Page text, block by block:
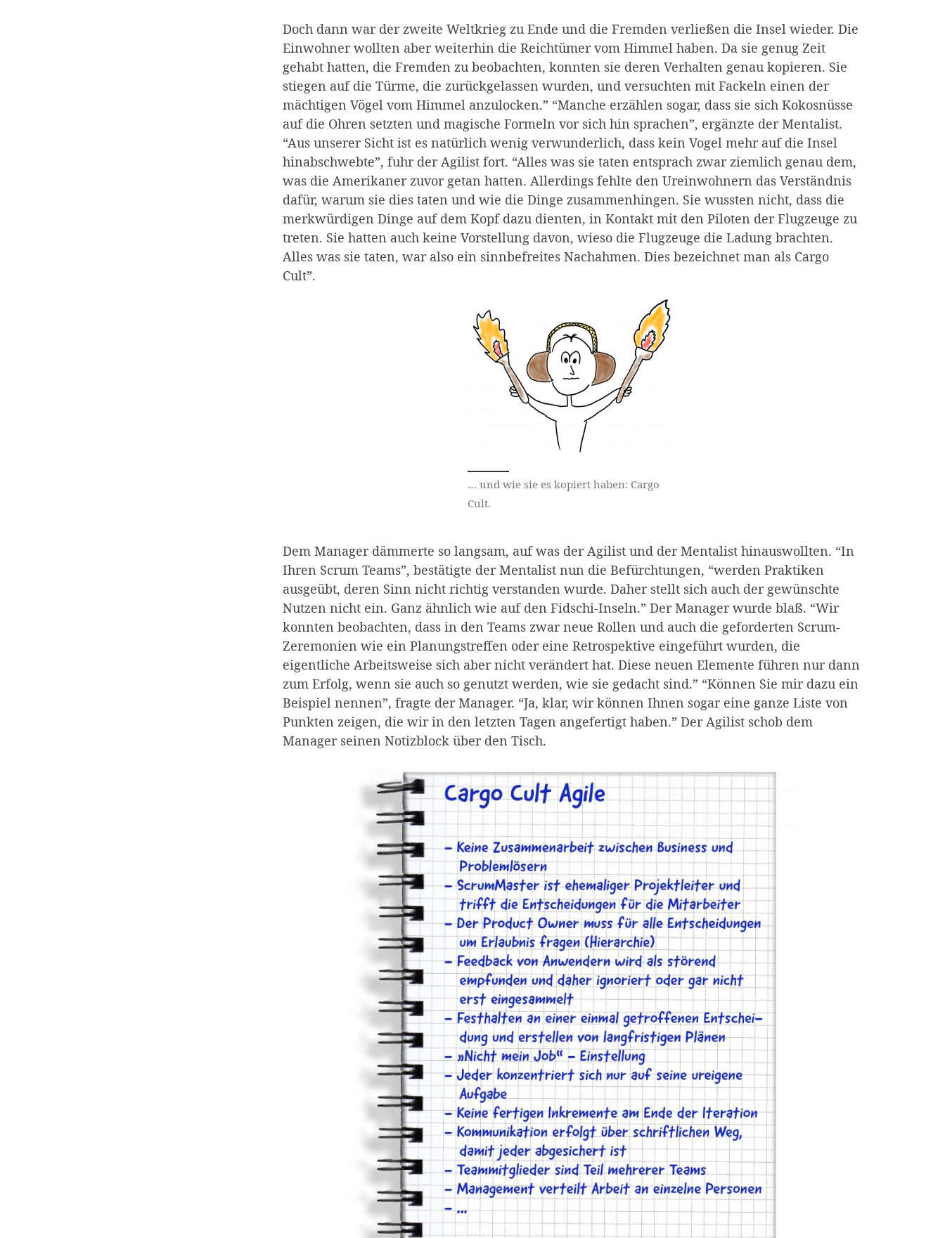
Doch dann war der zweite Weltkrieg zu Ende und die Fremden verließen die Insel wieder. Die
Einwohner wollten aber weiterhin die Reichtümer vom Himmel haben. Da sie genug Zeit
gehabt hatten, die Fremden zu beobachten, konnten sie deren Verhalten genau kopieren. Sie
stiegen auf die Türme, die zurückgelassen wurden, und versuchten mit Fackeln einen der
mächtigen Vögel vom Himmel anzulocken.” “Manche erzählen sogar, dass sie sich Kokosnüsse
auf die Ohren setzten und magische Formeln vor sich hin sprachen”, ergänzte der Mentalist.
“Aus unserer Sicht ist es natürlich wenig verwunderlich, dass kein Vogel mehr auf die Insel
hinabschwebte”, fuhr der Agilist fort. “Alles was sie taten entsprach zwar ziemlich genau dem,
was die Amerikaner zuvor getan hatten. Allerdings fehlte den Ureinwohnern das Verständnis
dafür, warum sie dies taten und wie die Dinge zusammenhingen. Sie wussten nicht, dass die
merkwürdigen Dinge auf dem Kopf dazu dienten, in Kontakt mit den Piloten der Flugzeuge zu
treten. Sie hatten auch keine Vorstellung davon, wieso die Flugzeuge die Ladung brachten.
Alles was sie taten, war also ein sinnbefreites Nachahmen. Dies bezeichnet man als Cargo
Cult”.
… und wie sie es kopiert haben: Cargo
Cult.
Dem Manager dämmerte so langsam, auf was der Agilist und der Mentalist hinauswollten. “In
Ihren Scrum Teams”, bestätigte der Mentalist nun die Befürchtungen, “werden Praktiken
ausgeübt, deren Sinn nicht richtig verstanden wurde. Daher stellt sich auch der gewünschte
Nutzen nicht ein. Ganz ähnlich wie auf den Fidschi-Inseln.” Der Manager wurde blaß. “Wir
konnten beobachten, dass in den Teams zwar neue Rollen und auch die geforderten Scrum-
Zeremonien wie ein Planungstreffen oder eine Retrospektive eingeführt wurden, die
eigentliche Arbeitsweise sich aber nicht verändert hat. Diese neuen Elemente führen nur dann
zum Erfolg, wenn sie auch so genutzt werden, wie sie gedacht sind.” “Können Sie mir dazu ein
Beispiel nennen”, fragte der Manager. “Ja, klar, wir können Ihnen sogar eine ganze Liste von
Punkten zeigen, die wir in den letzten Tagen angefertigt haben.” Der Agilist schob dem
Manager seinen Notizblock über den Tisch.